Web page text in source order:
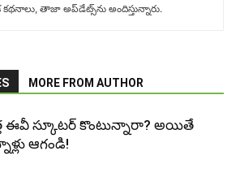
కథనాలు, తాజా అప్‌డేట్స్‌ను అందిస్తున్నారు.
MORE FROM AUTHOR
ఈవీ స్కూట‌ర్ కొంటున్నారా? అయితే
ఆగండి!